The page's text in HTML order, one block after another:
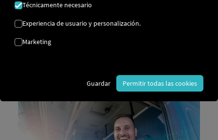
La
obligatoria por ley que realiza el conductor del
esté en condiciones óptimas para circular. Es
con antelación y evitar accidentes o multas.
Técnicamente necesario
Experiencia de usuario y personalización.
Marketing
Guardar Permitir todas las cookies